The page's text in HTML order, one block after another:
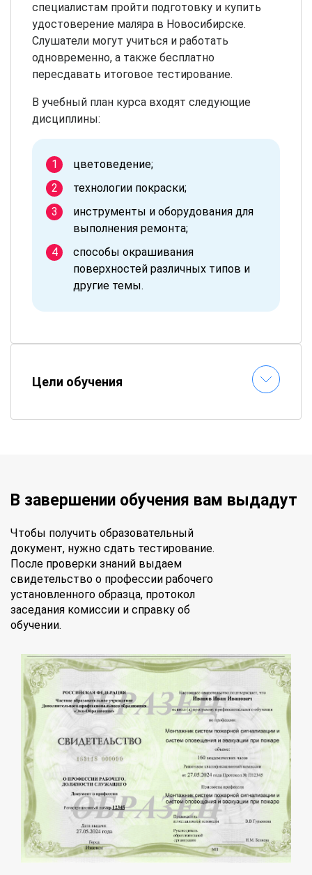
специалистам пройти подготовку и купить
удостоверение маляра в Новосибирске.
Слушатели могут учиться и работать
одновременно, а также бесплатно
пересдавать итоговое тестирование.
В учебный план курса входят следующие
дисциплины:
цветоведение;
технологии покраски;
инструменты и оборудования для
выполнения ремонта;
способы окрашивания
поверхностей различных типов и
другие темы.
Цели обучения
В завершении обучения вам выдадут
Чтобы получить образовательный
документ, нужно сдать тестирование.
После проверки знаний выдаем
свидетельство о профессии рабочего
установленного образца, протокол
заседания комиссии и справку об
обучении.